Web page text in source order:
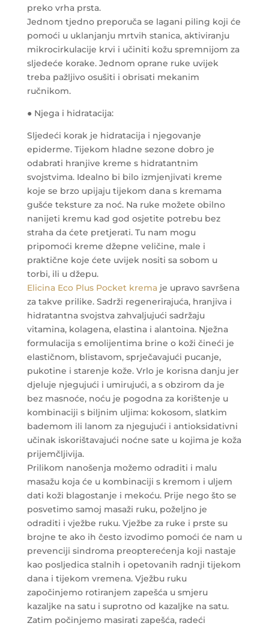
preko vrha prsta.
Jednom tjedno preporuča se lagani piling koji će
pomoći u uklanjanju mrtvih stanica, aktiviranju
mikrocirkulacije krvi i učiniti kožu spremnijom za
sljedeće korake. Jednom oprane ruke uvijek
treba pažljivo osušiti i obrisati mekanim
ručnikom.
● Njega i hidratacija:
Sljedeći korak je hidratacija i njegovanje
epiderme. Tijekom hladne sezone dobro je
odabrati hranjive kreme s hidratantnim
svojstvima. Idealno bi bilo izmjenjivati ​​kreme
koje se brzo upijaju tijekom dana s kremama
gušće teksture za noć. Na ruke možete obilno
nanijeti kremu kad god osjetite potrebu bez
straha da ćete pretjerati. Tu nam mogu
pripomoći kreme džepne veličine, male i
praktične koje ćete uvijek nositi sa sobom u
torbi, ili u džepu.
Elicina Eco Plus Pocket kremaje upravo savršena
za takve prilike. Sadrži regenerirajuća, hranjiva i
hidratantna svojstva zahvaljujući sadržaju
vitamina, kolagena, elastina i alantoina. Nježna
formulacija s emolijentima brine o koži čineći je
elastičnom, blistavom, sprječavajući pucanje,
pukotine i starenje kože. Vrlo je korisna danju jer
djeluje njegujući i umirujući, a s obzirom da je
bez masnoće, noću je pogodna za korištenje u
kombinaciji s biljnim uljima: kokosom, slatkim
bademom ili lanom za njegujući i antioksidativni
učinak iskorištavajući noćne sate u kojima je koža
prijemčljivija.
Prilikom nanošenja možemo odraditi i malu
masažu koja će u kombinaciji s kremom i uljem
dati koži blagostanje i mekoću. Prije nego što se
posvetimo samoj masaži ruku, poželjno je
odraditi i vježbe ruku. Vježbe za ruke i prste su
brojne te ako ih često izvodimo pomoći će nam u
prevenciji sindroma preopterećenja koji nastaje
kao posljedica stalnih i opetovanih radnji tijekom
dana i tijekom vremena. Vježbu ruku
započinjemo rotiranjem zapešća u smjeru
kazaljke na satu i suprotno od kazaljke na satu.
Zatim počinjemo masirati zapešća, radeći